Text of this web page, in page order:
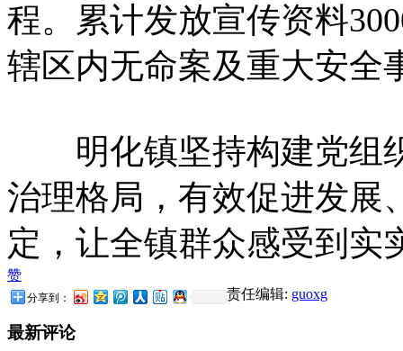
程。累计发放宣传资料
辖区内无命案及重大安全
明化镇坚持构建党组
治理格局，有效促进发展
定，让全镇群众感受到实
赞
分享到： 责任编辑: guoxg
最新评论